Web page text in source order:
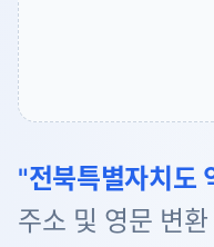
"전북특별자치도
주소 및 영문 변환